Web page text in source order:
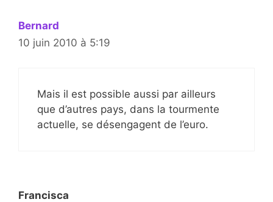
Bernard
10 juin 2010 à 5:19
Mais il est possible aussi par ailleurs
que d’autres pays, dans la tourmente
actuelle, se désengagent de l’euro.
Francisca